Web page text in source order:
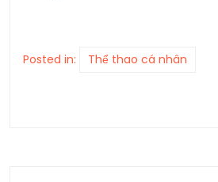
Posted in: Thể thao cá nhân